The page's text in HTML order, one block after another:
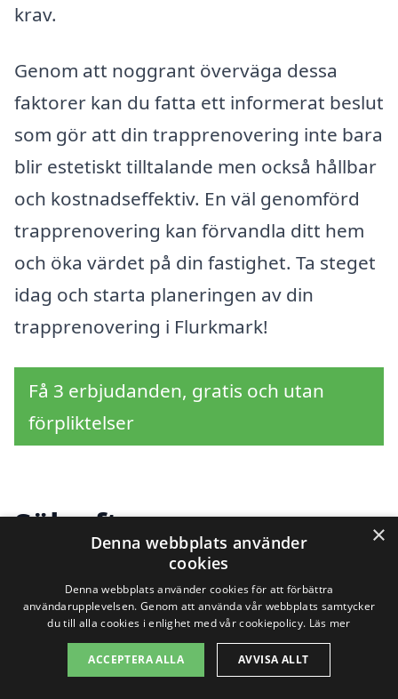
krav.
Genom att noggrant överväga dessa
faktorer kan du fatta ett informerat beslut
som gör att din trapprenovering inte bara
blir estetiskt tilltalande men också hållbar
och kostnadseffektiv. En väl genomförd
trapprenovering kan förvandla ditt hem
och öka värdet på din fastighet. Ta steget
idag och starta planeringen av din
trapprenovering i Flurkmark!
Få 3 erbjudanden, gratis och utan
förpliktelser
Sök efter en
professionell för
trapprenovering i andra
städer nära Flurkmark
×
Denna webbplats använder
cookies
Denna webbplats använder cookies för att förbättra
användarupplevelsen. Genom att använda vår webbplats samtycker
du till alla cookies i enlighet med vår cookiepolicy. Läs mer
ACCEPTERA ALLA AVVISA ALLT